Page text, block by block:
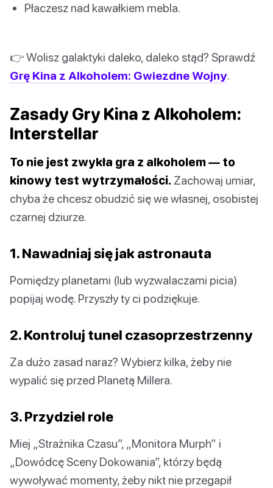
Płaczesz nad kawałkiem mebla.
👉 Wolisz galaktyki daleko, daleko stąd? Sprawdź
Grę Kina z Alkoholem: Gwiezdne Wojny.
Zasady Gry Kina z Alkoholem:
Interstellar
To nie jest zwykła gra z alkoholem — to
kinowy test wytrzymałości. Zachowaj umiar,
chyba że chcesz obudzić się we własnej, osobistej
czarnej dziurze.
1. Nawadniaj się jak astronauta
Pomiędzy planetami (lub wyzwalaczami picia)
popijaj wodę. Przyszły ty ci podziękuje.
2. Kontroluj tunel czasoprzestrzenny
Za dużo zasad naraz? Wybierz kilka, żeby nie
wypalić się przed Planetą Millera.
3. Przydziel role
Miej „Strażnika Czasu”, „Monitora Murph” i
„Dowódcę Sceny Dokowania”, którzy będą
wywoływać momenty, żeby nikt nie przegapił